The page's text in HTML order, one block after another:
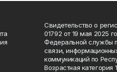
Свидетельство о
01792 от 19 мая 2025
Федеральной службы
связи,
коммуникаций по
Возрастная категория